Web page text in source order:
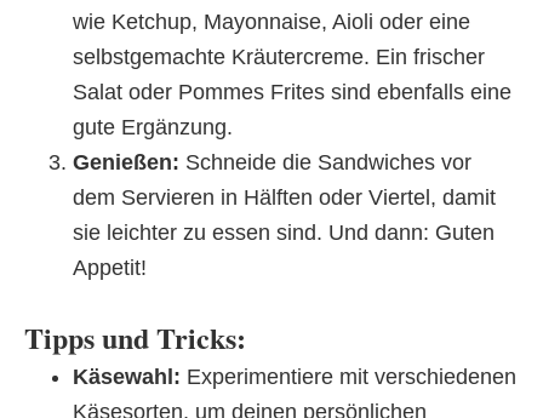
wie Ketchup, Mayonnaise, Aioli oder eine
selbstgemachte Kräutercreme. Ein frischer
Salat oder Pommes Frites sind ebenfalls eine
gute Ergänzung.
Genießen: Schneide die Sandwiches vor
dem Servieren in Hälften oder Viertel, damit
sie leichter zu essen sind. Und dann: Guten
Appetit!
Tipps und Tricks:
Käsewahl: Experimentiere mit verschiedenen
Käsesorten, um deinen persönlichen